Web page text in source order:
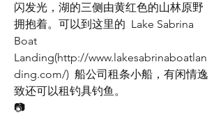
闪发光，湖的三侧由黄红色的山林原野
拥抱着。可以到这里的  Lake Sabrina
Boat
Landing(http://www.lakesabrinaboatlan
ding.com/)  船公司租条小船，有闲情逸
致还可以租钓具钓鱼。
📷